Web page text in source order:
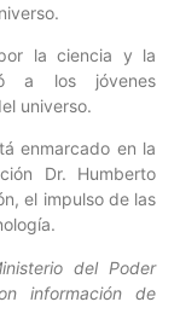
la ciencia y la
a los jóvenes
universo.
enmarcado en la
Dr. Humberto
el impulso de las
del Poder
información de